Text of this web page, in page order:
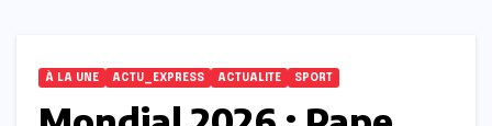
À LA UNE ACTU_EXPRESS ACTUALITE SPORT